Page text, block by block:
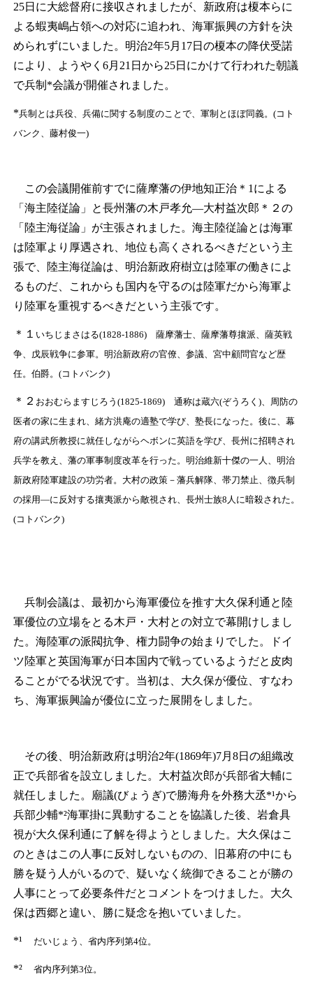
25日に大総督府に接収されましたが、新政府は榎本らに
よる蝦夷嶋占領への対応に追われ、海軍振興の方針を決
められずにいました。明治2年5月17日の榎本の降伏受諾
により、ようやく6月21日から25日にかけて行われた朝議
で兵制*会議が開催されました。
*兵制とは兵役、兵備に関する制度のことで、軍制とほぼ同義。(コト
バンク、藤村俊一)
この会議開催前すでに薩摩藩の伊地知正治＊1 による
「海主陸従論」と長州藩の木戸孝允―大村益次郎 ＊２ の
「陸主海従論」が主張されました。海主陸従論とは海軍
は陸軍より厚遇され、地位も高くされるべきだという主
張で、陸主海従論は、明治新政府樹立は陸軍の働きによ
るものだ、これからも国内を守るのは陸軍だから海軍よ
り陸軍を重視するべきだという主張です。
＊１ いちじまさはる(1828-1886) 薩摩藩士、薩摩藩尊攘派、薩英戦
争、戊辰戦争に参軍。明治新政府の官僚、参議、宮中顧問官など歴
任。伯爵。(コトバンク)
＊２ おおむらますじろう(1825-1869) 通称は蔵六(ぞうろく)、周防の
医者の家に生まれ、緒方洪庵の適塾で学び、塾長になった。後に、幕
府の講武所教授に就任しながらヘボンに英語を学び、長州に招聘され
兵学を教え、藩の軍事制度改革を行った。明治維新十傑の一人、明治
新政府陸軍建設の功労者。大村の政策－藩兵解隊、帯刀禁止、徴兵制
の採用―に反対する攘夷派から敵視され、長州士族8人に暗殺された。
(コトバンク)
兵制会議は、最初から海軍優位を推す大久保利通と陸
軍優位の立場をとる木戸・大村との対立で幕開けしまし
た。海陸軍の派閥抗争、権力闘争の始まりでした。ドイ
ツ陸軍と英国海軍が日本国内で戦っているようだと皮肉
ることがでる状況です。当初は、大久保が優位、すなわ
ち、海軍振興論が優位に立った展開をしました。
その後、明治新政府は明治2年(1869年)7月8日の組織改
正で兵部省を設立しました。大村益次郎が兵部省大輔に
就任しました。廟議(びょうぎ)で勝海舟を外務大丞*¹から
兵部少輔*²海軍掛に異動することを協議した後、岩倉具
視が大久保利通に了解を得ようとしました。大久保はこ
のときはこの人事に反対しないものの、旧幕府の中にも
勝を疑う人がいるので、疑いなく統御できることが勝の
人事にとって必要条件だとコメントをつけました。大久
保は西郷と違い、勝に疑念を抱いていました。
*¹ だいじょう、省内序列第4位。
*² 省内序列第3位。